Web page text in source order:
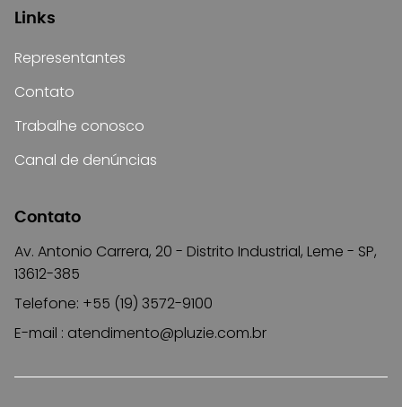
Links
Representantes
Contato
Trabalhe conosco
Canal de denúncias
Contato
Av. Antonio Carrera, 20 - Distrito Industrial, Leme - SP,
13612-385
Telefone: +55 (19) 3572-9100
E-mail : atendimento@pluzie.com.br